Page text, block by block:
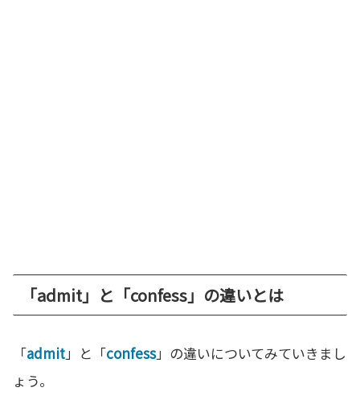
「admit」と「confess」の違いとは
「admit」と「confess」の違いについてみていきまし
ょう。